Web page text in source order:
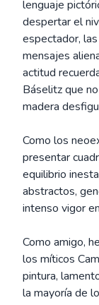
lenguaje
despertar el
espectador,
mensajes
actitud
Báselitz que
madera
Como los
presentar
equilibrio
abstractos,
intenso vigor
Como amigo,
los míticos
pintura,
la mayoría de